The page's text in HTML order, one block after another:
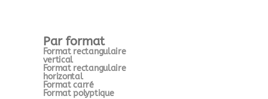
Par format
Format rectangulaire
vertical
Format rectangulaire
horizontal
Format carré
Format polyptique